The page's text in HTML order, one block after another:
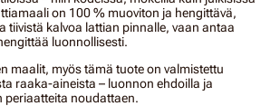
on 100 % muoviton ja hengittävä,
tiivistä kalvoa lattian pinnalle, vaan antaa
luonnollisesti.
maalit, myös tämä tuote on valmistettu
raaka-aineista – luonnon ehdoilla ja
periaatteita noudattaen.